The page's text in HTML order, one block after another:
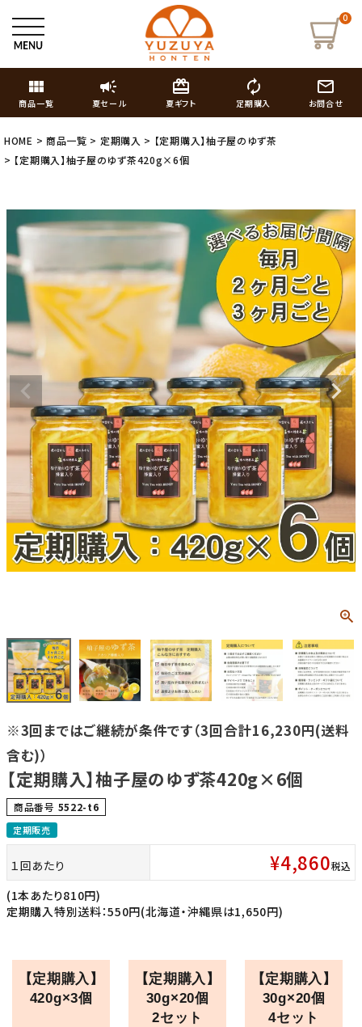
0
view_module
商品一覧
campaign
夏セール
card_giftcard
夏ギフト
autorenew
定期購入
mail_outline
お問合せ
HOME 商品一覧 定期購入
【定期購入】柚子屋のゆず茶
【定期購入】柚子屋のゆず茶420g×6個
※3回まではご継続が条件です（3回合計16,230円(送料
含む)）
【定期購入】柚子屋のゆず茶420g×6個
商品番号 5522-t6
定期販売
１回あたり ¥4,860税込
(1本あたり810円)
定期購入特別送料：550円(北海道・沖縄県は1,650円)
【定期購入】
420g×3個
【定期購入】
30g×20個
2セット
【定期購入】
30g×20個
4セット